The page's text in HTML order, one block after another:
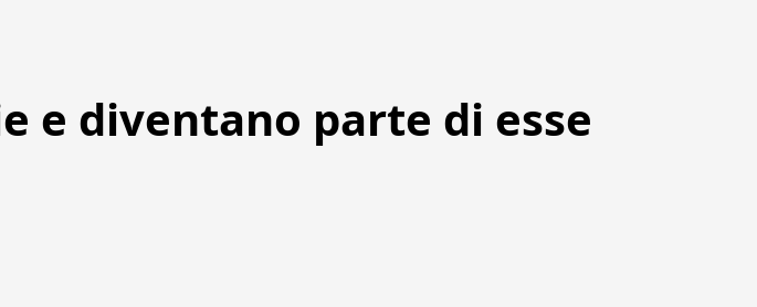
e diventano parte di esse